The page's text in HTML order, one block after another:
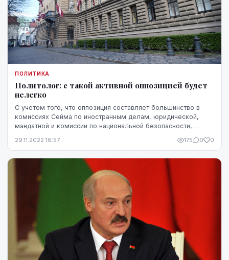
ПОЛИТИКА
Политолог: с такой активной оппозицией будет
нелегко
С учетом того, что оппозиция составляет большинство в
комиссиях Сейма по иностранным делам, юридической,
мандатной и комиссии по национальной безопасности,
29.11.2022 16:57 175 0 0